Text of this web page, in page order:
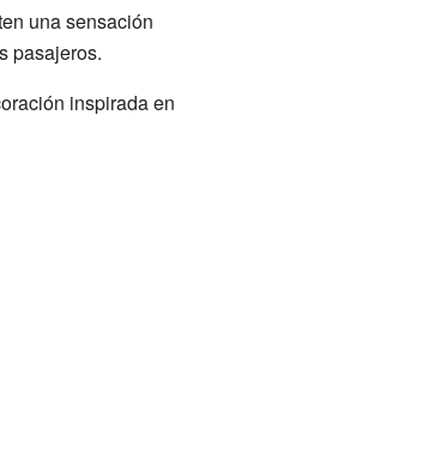
una sensación
pasajeros.
inspirada en